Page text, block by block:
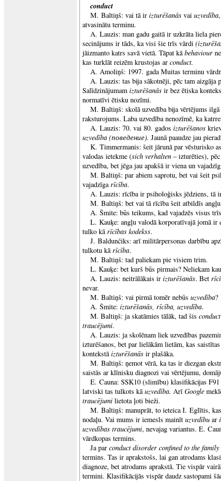
conduct
M. Baltiņš: vai tā ir izturēšanās vai uzvedība
atvasinātu terminu.
A. Lauzis: man gadu gaitā ir uzkrāta liela
secinājums ir tāds, ka visi šie trīs vārdi
jāizmanto katrs savā vietā. Tāpat kābehaviour
kas turklāt reizēm krustojas ar conduct.
A. Amoliņš: 1997. gada Muitas terminu
A. Lauzis: tas bija sākotnēji, pēc tam aizgāja
Salīdzinājumam izturēšanās ir bez ētiska
normatīvi ētisku nozīmi.
M. Baltiņš: skolā uzvedība bija vērtējums
raksturojums. Laba uzvedība nenozīmē, ka
A. Lauzis: 70. vai 80. gados izturēšanos
uzvedība (поведение). Jaunā paaudze jau
K. Timmermanis: šeit jārunā par vēsturisko
valodas ietekme (sich verhalten – izturēties),
uzvedība, bet jēga jau apakšā ir viena un
M. Baltiņš: par abiem saprotu, bet vai šeit
vajadzīgarīcība.
A. Lauzis: rīcība ir psiholoģisks jēdziens, tā
M. Baltiņš: bet vai tā rīcība šeit atbildīs
A. Šmite: būs teikums, kad vajadzēs visus
L. Kauķe: angļu valodā korporatīvajā jomā ir
tulko kārīcības kodekss.
J. Baldunčiks: arī militārpersonas darbību
tulkotu kārīcība.
M. Baltiņš: tad paliekam pie visiem trim.
L. Kauķe: bet kurš būs pirmais? Neliekam
A. Lauzis: neitrālākais ir izturēšanās. Bet
nevar.
M. Baltiņš: vai pirmā tomēr nebūs uzvedība?
A. Šmite: izturēšanās, rīcība, uzvedība.
M. Baltiņš: ja skatāmies tālāk, tad šis
traucējumi.
A. Lauzis: ja skolēnam liek uzvedības
izturēšanos, bet par lielākām lietām, kas
kontekstāizturēšanās ir plašāka.
M. Baltiņš: ņemot vērā, ka tas ir diezgan
saistās ar klīnisku diagnozi vai vērtējumu,
E. Cauna: SSK10 (slimību) klasifikācijas
latviski tas tulkots kāuzvedība. ArīGoogle
traucējumi lietota ļoti bieži.
M. Baltiņš: manuprāt, to ieteica I. Eglītis,
nodaļu. Vai mums ir iemesls mainīt uzvedību ar
uzvedības traucējumi, nevajag variantus. E.
vārdkopas termins.
Ja par conduct disorder confined to the family
termins. Tas ir aprakstošs, lai gan atrodams
diagnoze, bet atrodams aprakstā. Tie vispār
termini. Klasifikācijās vispār daudz sastopami